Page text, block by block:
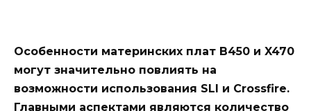
Особенности материнских плат B450 и X470
могут значительно повлиять на
возможности использования SLI и Crossfire.
Главными аспектами являются количество